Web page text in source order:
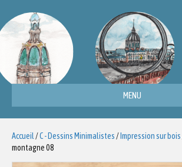
MENU
Accueil /C - Dessins Minimalistes / Impression sur bois
montagne 08